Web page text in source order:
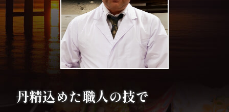
ら
選
ぶ
の
丹精込めた職人の技で